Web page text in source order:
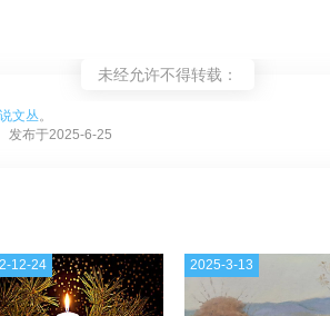
未经允许不得转载：
文丛。
发布于2025-6-25
12-24 2025-3-13